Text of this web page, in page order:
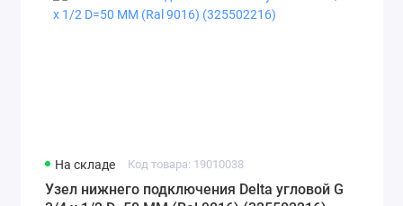
На складе Код товара: 19010038
Узел нижнего подключения Delta угловой G